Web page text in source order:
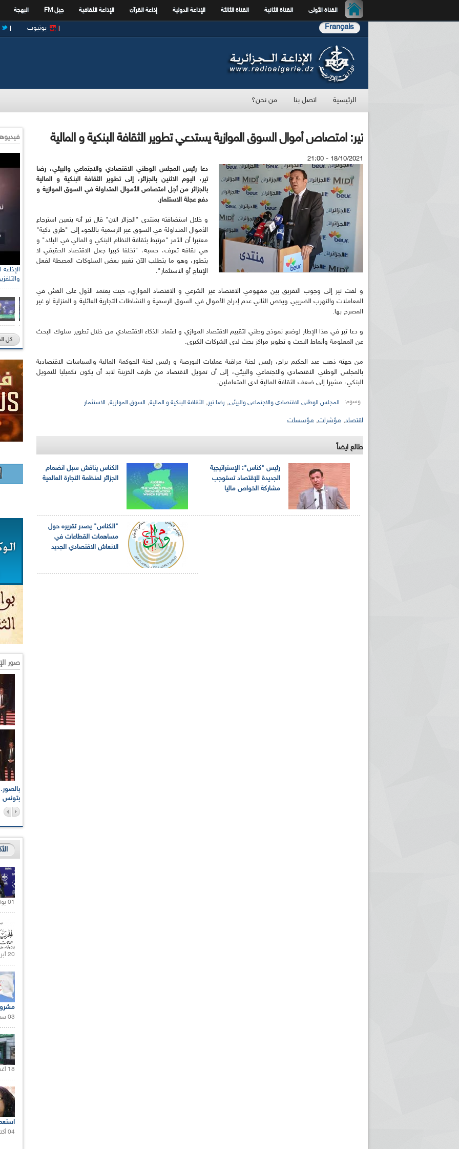
القناة الأولى القناة الثانية القناة الثالثة الإذاعة الدولية إذاعة القرآن الإذاعة الثقافية جيل FM البهجة
Français يوتيوب
الرئيسية اتصل بنا من نحن؟
تير: امتصاص أموال السوق الموازية يستدعي تطوير الثقافة البنكية و المالية
18/10/2021 - 21:00
دعا رئيس المجلس الوطني الاقتصادي والاجتماعي والبيئي، رضا
تير، اليوم الاثنين بالجزائر، إلى تطوير الثقافة البنكية و المالية
بالجزائر من أجل امتصاص الأموال المتداولة في السوق الموازية و
دفع عجلة الاستثمار.
و خلال استضافته بمنتدى "الجزائر الان" قال تير أنه يتعين استرجاع
الأموال المتداولة في السوق غير الرسمية باللجوء إلى "طرق ذكية"
معتبرا أن الأمر "مرتبط بثقافة النظام البنكي و المالي في البلاد" و
هي ثقافة تعرف، حسبه، "تخلفا كبيرا جعل الاقتصاد الحقيقي لا
يتطور، وهو ما يتطلب الآن تغيير بعض السلوكات المحبطة لفعل
الإنتاج أو الاستثمار".
و لفت تير إلى وجوب التفريق بين مفهومي الاقتصاد غير الشرعي و الاقتصاد الموازي، حيث يعتمد الأول على الغش في
المعاملات والتهرب الضريبي ويخص الثاني عدم إدراج الأموال في السوق الرسمية و النشاطات التجارية العائلية و المنزلية او غير
المصرح بها.
و دعا تير في هذا الإطار لوضع نموذج وطني لتقييم الاقتصاد الموازي و اعتماد الذكاء الاقتصادي من خلال تطوير سلوك البحث
عن المعلومة وأنماط البحث و تطوير مراكز بحث لدى الشركات الكبرى.
من جهته ذهب عبد الحكيم براح، رئيس لجنة مراقبة عمليات البورصة و رئيس لجنة الحوكمة المالية والسياسات الاقتصادية
بالمجلس الوطني الاقتصادي والاجتماعي والبيئي، إلى أن تمويل الاقتصاد من طرف الخزينة لابد أن يكون تكميليا للتمويل
البنكي، مشيرا إلى ضعف الثقافة المالية لدى المتعاملين.
وسوم: المجلس الوطني الاقتصادي والاجتماعي والبيئي, رضا تير, الثقافة البنكية و المالية, السوق الموازية, الاستثمار
اقتصاد, مؤشرات, مؤسسات
طالع ايضاً
الكناس يناقش سبل انضمام
الجزائر لمنظمة التجارة العالمية
رئيس "كناس": الإستراتيجية
الجديدة للإقتصاد تستوجب
مشاركة الخواص ماليا
"الكناس" يصدر تقريره حول
مساهمات القطاعات في
الانعاش الاقتصادي الجديد
كل
صور
بتونس
01 يونيو 2021 |
20 أبريل 2021 |
03 سبتمبر 2020 |
18 أغسطس 2020 |
04 أكتوبر 2020 |